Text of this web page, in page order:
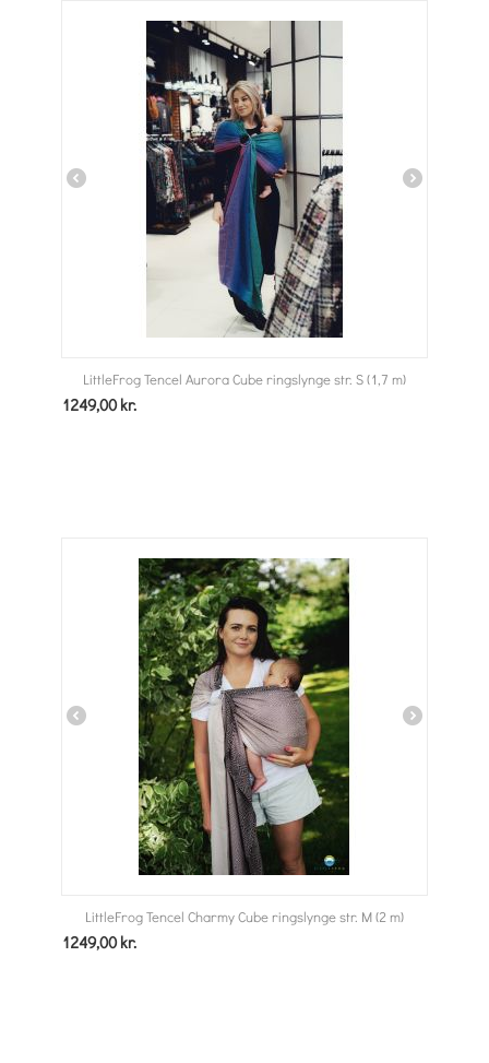
LittleFrog Tencel Aurora Cube ringslynge str. S (1,7 m)
1249,00 kr.
LittleFrog Tencel Charmy Cube ringslynge str. M (2 m)
1249,00 kr.